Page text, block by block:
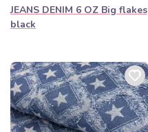
JEANS DENIM 6 OZ Big flakes
black